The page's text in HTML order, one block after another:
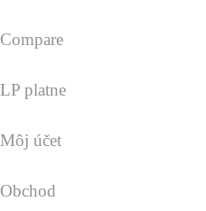
Compare
LP platne
Môj účet
Obchod